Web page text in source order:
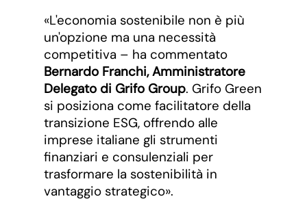
«L'economia sostenibile non è più
un'opzione ma una necessità
competitiva – ha commentato
Bernardo Franchi, Amministratore
Delegato di Grifo Group. Grifo Green
si posiziona come facilitatore della
transizione ESG, offrendo alle
imprese italiane gli strumenti
finanziari e consulenziali per
trasformare la sostenibilità in
vantaggio strategico».